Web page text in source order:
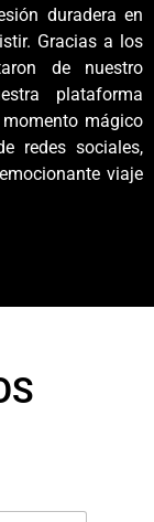
duradera en
Gracias a los
de nuestro
plataforma
mágico
redes sociales,
viaje